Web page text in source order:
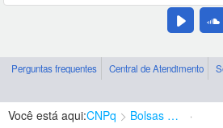
Perguntas frequentes Central de Atendimento
Você está aqui:CNPq Bolsas e Auxílios Vigentes